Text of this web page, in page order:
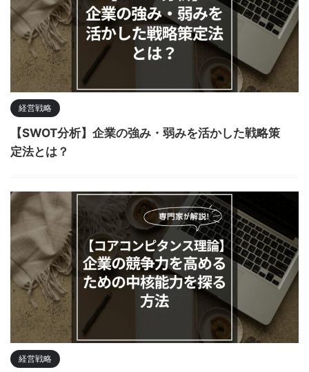
経営戦略
【SWOT分析】企業の強み・弱みを活かした戦略策
定法とは？
経営戦略